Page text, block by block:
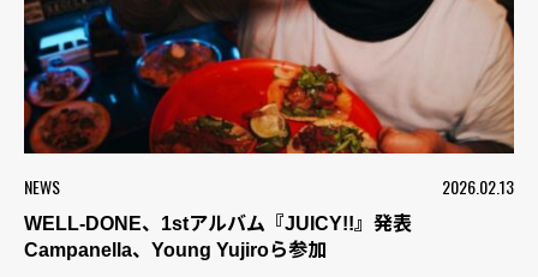
NEWS 2026.02.13
WELL-DONE、1stアルバム『JUICY!!』発表
Campanella、Young Yujiroら参加